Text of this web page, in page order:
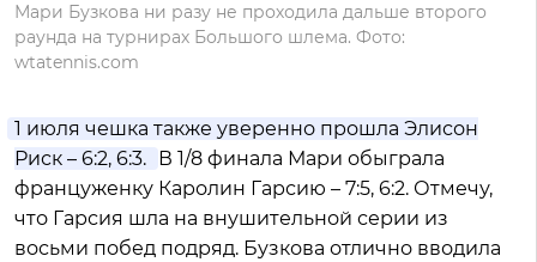
Мари Бузкова ни разу не проходила дальше второго
раунда на турнирах Большого шлема. Фото:
wtatennis.com
1 июля чешка также уверенно прошла Элисон
Риск – 6:2, 6:3.
В 1/8 финала Мари обыграла
француженку Каролин Гарсию – 7:5, 6:2. Отмечу,
что Гарсия шла на внушительной серии из
восьми побед подряд. Бузкова отлично вводила